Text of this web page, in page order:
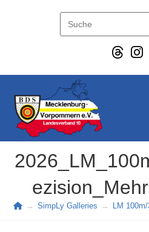
→ SimpLy Galleries → LM